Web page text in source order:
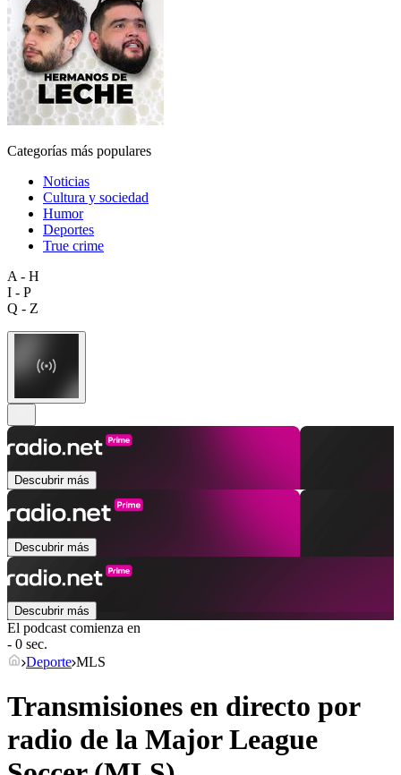
Categorías más populares
Noticias
Cultura y sociedad
Humor
Deportes
True crime
A - H
I - P
Q - Z
Descubrir más
Descubrir más
Descubrir más
El podcast comienza en
- 0 sec.
Deporte MLS
Transmisiones en directo por
radio de la Major League